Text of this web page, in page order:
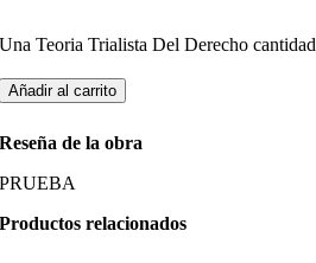
Una Teoria Trialista Del Derecho cantidad
Añadir al carrito
Reseña de la obra
PRUEBA
Productos relacionados